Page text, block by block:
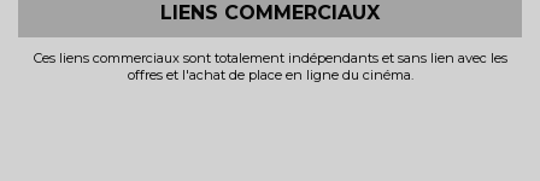
LIENS COMMERCIAUX
Ces liens commerciaux sont totalement indépendants et sans lien avec les
offres et l'achat de place en ligne du cinéma.